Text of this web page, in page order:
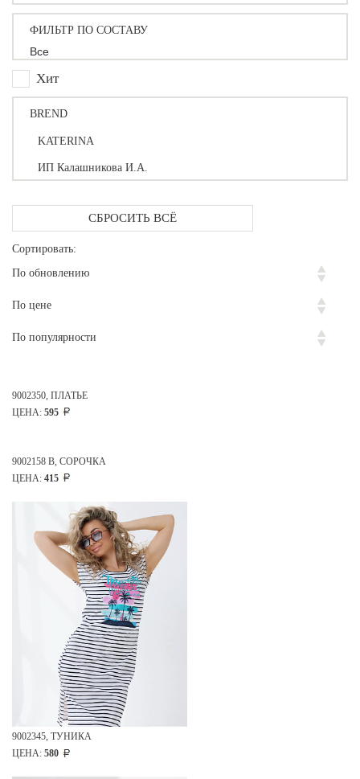
ФИЛЬТР ПО СОСТАВУ
Все
Хит
BREND
KATERINA
ИП Калашникова И.А.
СБРОСИТЬ ВСЁ
Сортировать:
По обновлению
По цене
По популярности
9002350, ПЛАТЬЕ
ЦЕНА: 595
9002158 В, СОРОЧКА
ЦЕНА: 415
9002345, ТУНИКА
ЦЕНА: 580